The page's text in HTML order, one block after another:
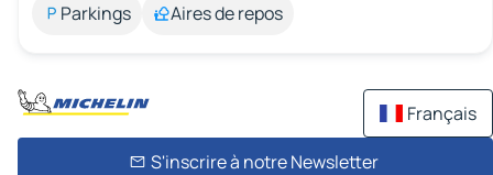
Parkings
Aires de repos
Français
S'inscrire à notre Newsletter